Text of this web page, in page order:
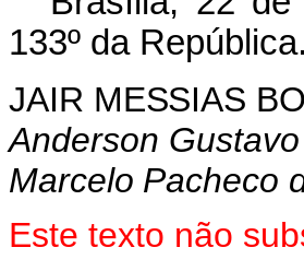
133º da República.
JAIR MESSIAS
Anderson
Marcelo Pacheco
Este texto não